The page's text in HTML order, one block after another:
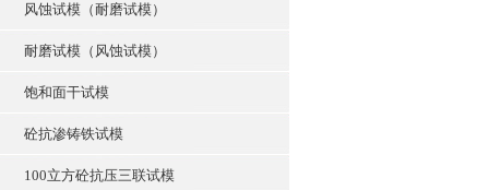
风蚀试模（耐磨试模）
耐磨试模（风蚀试模）
饱和面干试模
砼抗渗铸铁试模
100立方砼抗压三联试模